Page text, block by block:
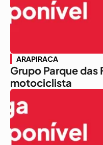
ARAPIRACA
Grupo Parque das
motociclista